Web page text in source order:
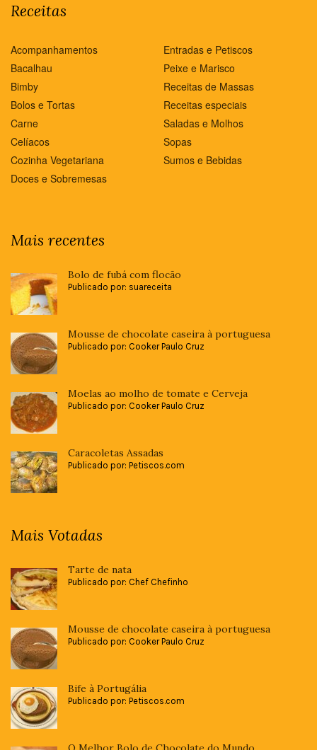
Receitas
Acompanhamentos
Bacalhau
Bimby
Bolos e Tortas
Carne
Celíacos
Cozinha Vegetariana
Doces e Sobremesas
Entradas e Petiscos
Peixe e Marisco
Receitas de Massas
Receitas especiais
Saladas e Molhos
Sopas
Sumos e Bebidas
Mais recentes
Bolo de fubá com flocão
Publicado por: suareceita
Mousse de chocolate caseira à portuguesa
Publicado por: Cooker Paulo Cruz
Moelas ao molho de tomate e Cerveja
Publicado por: Cooker Paulo Cruz
Caracoletas Assadas
Publicado por: Petiscos.com
Mais Votadas
Tarte de nata
Publicado por: Chef Chefinho
Mousse de chocolate caseira à portuguesa
Publicado por: Cooker Paulo Cruz
Bife à Portugália
Publicado por: Petiscos.com